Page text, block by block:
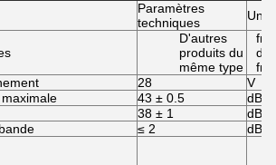
Paramètres
techniques
Unité
D'autres
produits du
même type
de
28
V
43 ± 0.5
dBm
38 ± 1
dB
≤ 2 dB